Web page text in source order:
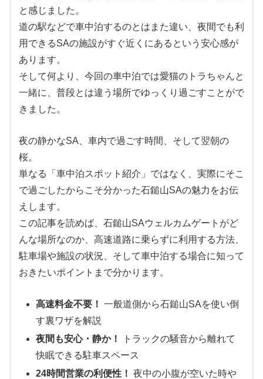
と感じました。
道の駅などで車中泊するのとはまた違い、夜間でも利
用できるSAの施設がすぐ近くにあるという安心感が
あります。
そして何より、今回の車中泊では愛猫のトラちゃんと
一緒に、普段とは違う場所でゆっくり過ごすことがで
きました。
夜の静かなSA、車内で過ごす時間、そして翌朝の
桜。
単なる「車中泊スポット紹介」ではなく、実際にそこ
で過ごしたからこそ分かった石鎚山SAの魅力をお伝
えします。
この記事を読めば、石鎚山SAウェルカムゲートがど
んな場所なのか、高速道路に乗らずに利用する方法、
駐車場や施設の状況、そして車中泊する場合に知って
おきたいポイントまで分かります。
高速料金不要！ 一般道側から石鎚山SAを使い倒
す裏ワザを解説
夜間も安心・静か！
トラックの騒音から離れて
快眠できる駐車スペース
24時間営業の利便性！ 夜中の小腹が空いた時や